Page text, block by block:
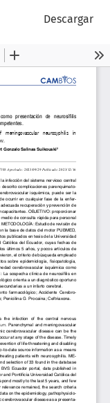
Descargar